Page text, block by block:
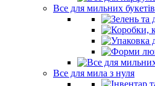
Все для мильних букетів
Все для мила з нуля